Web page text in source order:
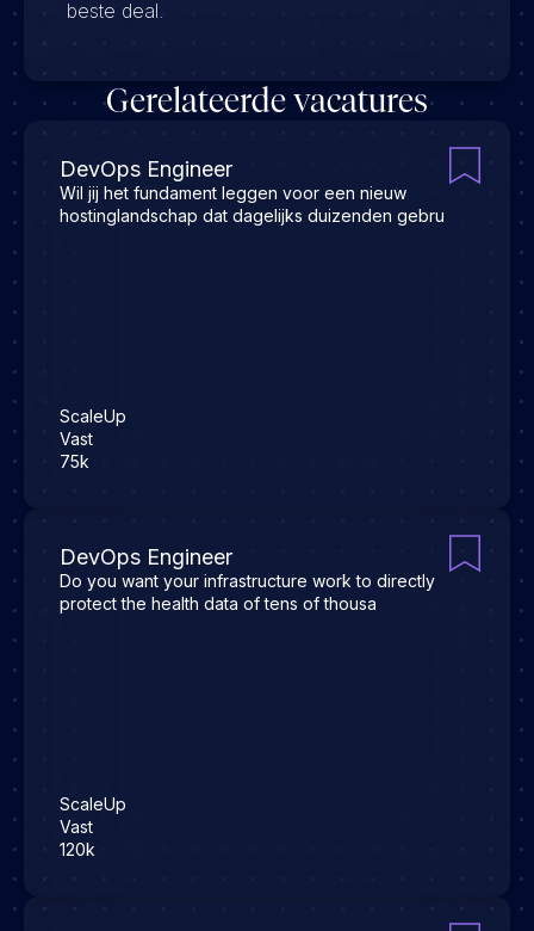
beste deal.
Gerelateerde vacatures
DevOps Engineer
Wil jij het fundament leggen voor een nieuw
hostinglandschap dat dagelijks duizenden gebru
ScaleUp
Vast
75k
DevOps Engineer
Do you want your infrastructure work to directly
protect the health data of tens of thousa
ScaleUp
Vast
120k